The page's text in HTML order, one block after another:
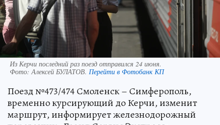
Из Керчи последний раз поезд отправился 24 июня.
Фото:Алексей БУЛАТОВ. Перейти в Фотобанк КП
Поезд №473/474 Смоленск – Симферополь,
временно курсирующий до Керчи, изменит
маршрут, информирует железнодорожный